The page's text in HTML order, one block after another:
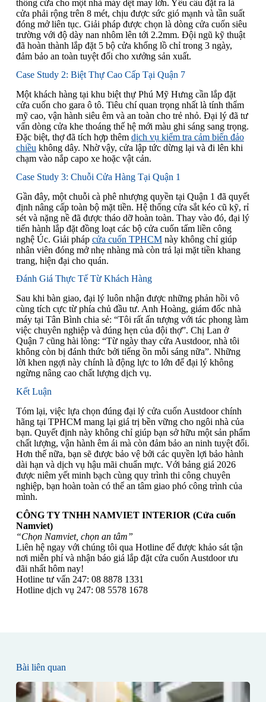
thống cửa cho một nhà máy dệt may lớn. Yêu cầu đặt ra là
cửa phải rộng trên 8 mét, chịu được sức gió mạnh và tần suất
đóng mở liên tục. Giải pháp được chọn là dòng cửa cuốn siêu
trường với độ dày nan nhôm lên tới 2.2mm. Đội ngũ kỹ thuật
đã hoàn thành lắp đặt 5 bộ cửa khổng lồ chỉ trong 3 ngày,
đảm bảo an toàn tuyệt đối cho xưởng sản xuất.
Case Study 2: Biệt Thự Cao Cấp Tại Quận 7
Một khách hàng tại khu biệt thự Phú Mỹ Hưng cần lắp đặt
cửa cuốn cho gara ô tô. Tiêu chí quan trọng nhất là tính thẩm
mỹ cao, vận hành siêu êm và an toàn cho trẻ nhỏ. Đại lý đã tư
vấn dòng cửa khe thoáng thế hệ mới màu ghi sáng sang trọng.
Đặc biệt, thợ đã tích hợp thêm dịch vụ kiểm tra cảm biến đảo
chiều không dây. Nhờ vậy, cửa lập tức dừng lại và đi lên khi
chạm vào nắp capo xe hoặc vật cản.
Case Study 3: Chuỗi Cửa Hàng Tại Quận 1
Gần đây, một chuỗi cà phê nhượng quyền tại Quận 1 đã quyết
định nâng cấp toàn bộ mặt tiền. Hệ thống cửa sắt kéo cũ kỹ, rỉ
sét và nặng nề đã được tháo dỡ hoàn toàn. Thay vào đó, đại lý
tiến hành lắp đặt đồng loạt các bộ cửa cuốn tấm liền công
nghệ Úc. Giải pháp cửa cuốn TPHCMnày không chỉ giúp
nhân viên đóng mở nhẹ nhàng mà còn trả lại mặt tiền khang
trang, hiện đại cho quán.
Đánh Giá Thực Tế Từ Khách Hàng
Sau khi bàn giao, đại lý luôn nhận được những phản hồi vô
cùng tích cực từ phía chủ đầu tư. Anh Hoàng, giám đốc nhà
máy tại Tân Bình chia sẻ: “Tôi rất ấn tượng với tác phong làm
việc chuyên nghiệp và đúng hẹn của đội thợ”. Chị Lan ở
Quận 7 cũng hài lòng: “Từ ngày thay cửa Austdoor, nhà tôi
không còn bị đánh thức bởi tiếng ồn mỗi sáng nữa”. Những
lời khen ngợi này chính là động lực to lớn để đại lý không
ngừng nâng cao chất lượng dịch vụ.
Kết Luận
Tóm lại, việc lựa chọn đúng đại lý cửa cuốn Austdoor chính
hãng tại TPHCM mang lại giá trị bền vững cho ngôi nhà của
bạn. Quyết định này không chỉ giúp bạn sở hữu một sản phẩm
chất lượng, vận hành êm ái mà còn đảm bảo an ninh tuyệt đối.
Hơn thế nữa, bạn sẽ được bảo vệ bởi các quyền lợi bảo hành
dài hạn và dịch vụ hậu mãi chuẩn mực. Với bảng giá 2026
được niêm yết minh bạch cùng quy trình thi công chuyên
nghiệp, bạn hoàn toàn có thể an tâm giao phó công trình của
mình.
CÔNG TY TNHH NAMVIET INTERIOR (Cửa cuốn
Namviet)
“Chọn Namviet, chọn an tâm”
Liên hệ ngay với chúng tôi qua Hotline để được khảo sát tận
nơi miễn phí và nhận báo giá lắp đặt cửa cuốn Austdoor ưu
đãi nhất hôm nay!
Hotline tư vấn 247: 08 8878 1331
Hotline dịch vụ 247: 08 5578 1678
Bài liên quan